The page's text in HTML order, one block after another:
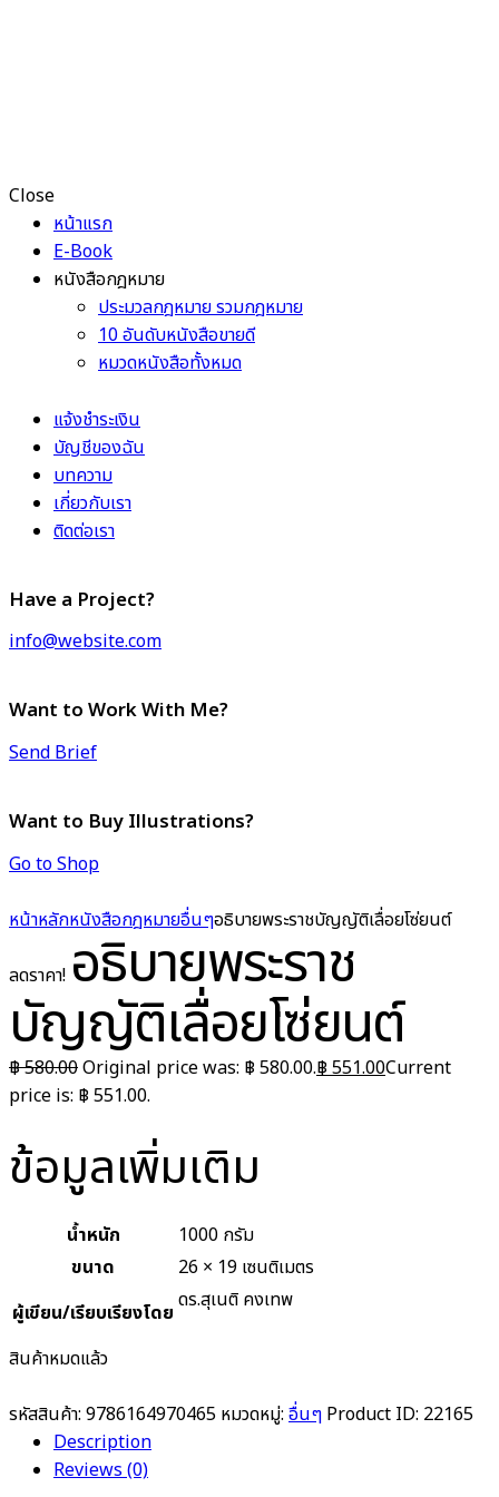
Close
หน้าแรก
E-Book
หนังสือกฎหมาย
ประมวลกฎหมาย รวมกฎหมาย
10 อันดับหนังสือขายดี
หมวดหนังสือทั้งหมด
แจ้งชำระเงิน
บัญชีของฉัน
บทความ
เกี่ยวกับเรา
ติดต่อเรา
Have a Project?
info@website.com
Want to Work With Me?
Send Brief
Want to Buy Illustrations?
Go to Shop
หน้าหลักหนังสือกฎหมายอื่นๆอธิบายพระราชบัญญัติเลื่อยโซ่ยนต์
ลดราคา! อธิบายพระราช
บัญญัติเลื่อยโซ่ยนต์
฿580.00Original price was: ฿ 580.00.฿ 551.00Current
price is: ฿ 551.00.
ข้อมูลเพิ่มเติม
น้ำหนัก
1000 กรัม
ขนาด
26 × 19 เซนติเมตร
ผู้เขียน/เรียบเรียงโดย ดร.สุเนติ คงเทพ
สินค้าหมดแล้ว
รหัสสินค้า: 9786164970465 หมวดหมู่: อื่นๆ Product ID: 22165
Description
Reviews (0)